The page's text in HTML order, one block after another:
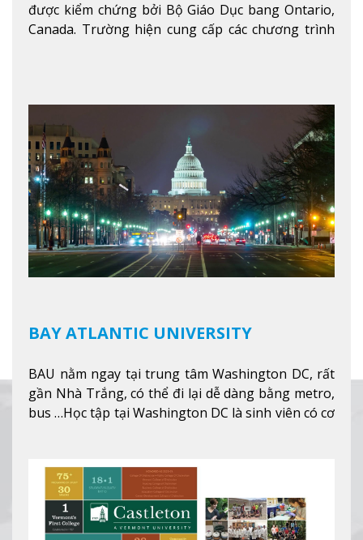
được kiểm chứng bởi Bộ Giáo Dục bang Ontario,
Canada. Trường hiện cung cấp các chương trình
nhanh chóng môi trường học tại Canada.Xem
thêm
BAY ATLANTIC UNIVERSITY
BAU nằm ngay tại trung tâm Washington DC, rất
gần Nhà Trắng, có thể đi lại dễ dàng bằng metro,
bus …Học tập tại Washington DC là sinh viên có cơ
nghiệp ở Mỹ, #7 thành phố an toàn nhất trên Thế
Xem thêm